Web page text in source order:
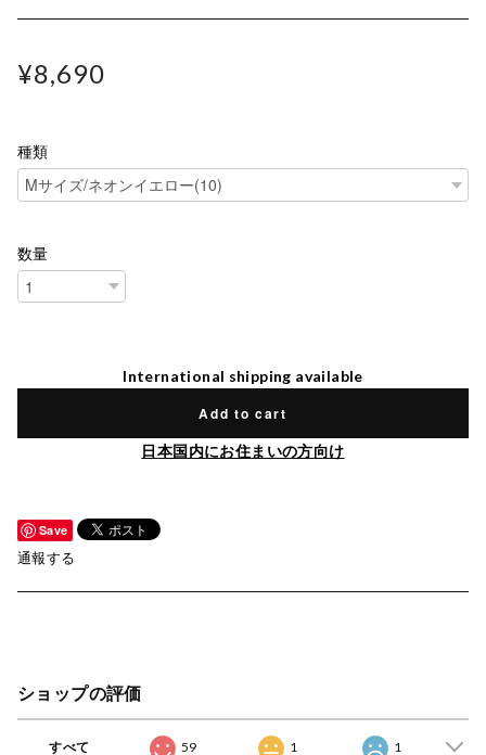
¥8,690
種類
数量
International shipping available
Add to cart
日本国内にお住まいの方向け
Save
通報する
ショップの評価
すべて 59 1 1